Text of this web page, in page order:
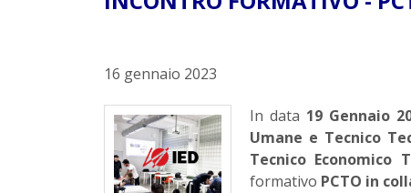
16 gennaio 2023
In data 19 Gennaio
Umane e Tecnico
Tecnico Economico
formativo PCTO in